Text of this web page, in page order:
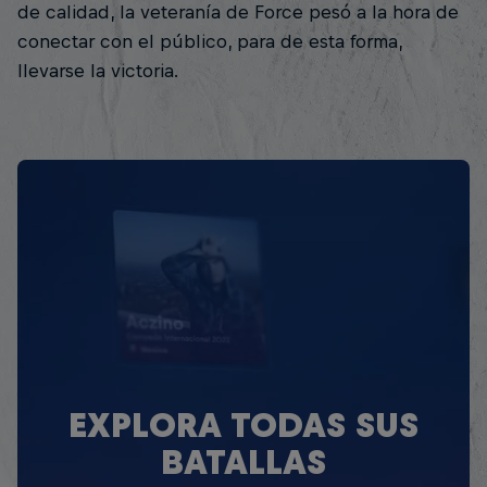
de calidad, la veteranía de Force pesó a la hora de
conectar con el público, para de esta forma,
llevarse la victoria.
EXPLORA TODAS SUS
BATALLAS